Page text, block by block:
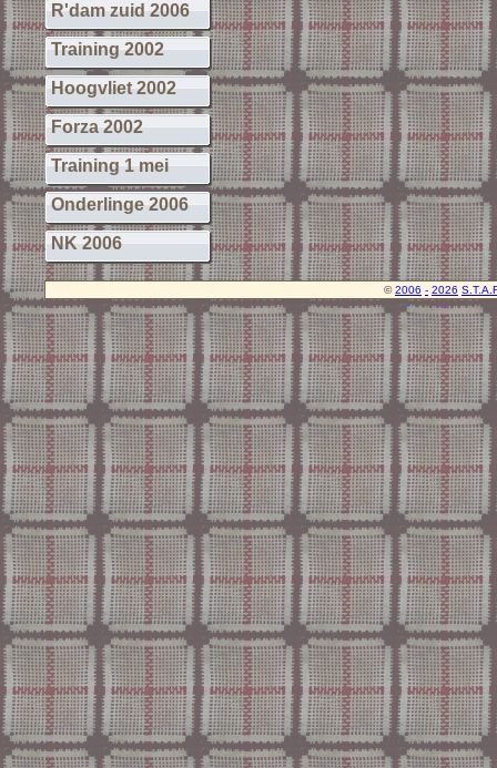
R'dam zuid 2006
Training 2002
Hoogvliet 2002
Forza 2002
Training 1 mei
Onderlinge 2006
NK 2006
© 2006 - 2026